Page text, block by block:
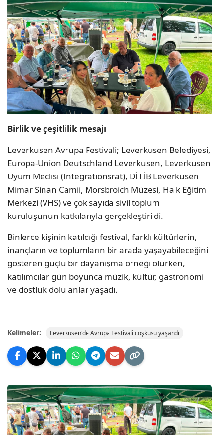
Birlik ve çeşitlilik mesajı
Leverkusen Avrupa Festivali; Leverkusen Belediyesi,
Europa-Union Deutschland Leverkusen, Leverkusen
Uyum Meclisi (Integrationsrat), DİTİB Leverkusen
Mimar Sinan Camii, Morsbroich Müzesi, Halk Eğitim
Merkezi (VHS) ve çok sayıda sivil toplum
kuruluşunun katkılarıyla gerçekleştirildi.
Binlerce kişinin katıldığı festival, farklı kültürlerin,
inançların ve toplumların bir arada yaşayabileceğini
gösteren güçlü bir dayanışma örneği olurken,
katılımcılar gün boyunca müzik, kültür, gastronomi
ve dostluk dolu anlar yaşadı.
Kelimeler: Leverkusen'de Avrupa Festivali coşkusu yaşandı